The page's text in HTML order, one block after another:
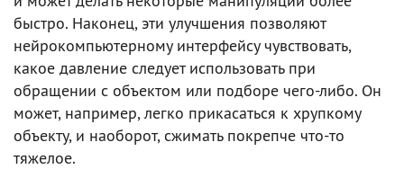
быстро. Наконец, эти улучшения позволяют
нейрокомпьютерному интерфейсу чувствовать,
какое давление следует использовать при
обращении с объектом или подборе чего-либо. Он
может, например, легко прикасаться к хрупкому
объекту, и наоборот, сжимать покрепче что-то
тяжелое.